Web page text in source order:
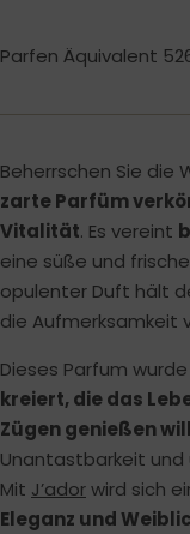
Parfen Äquivalent
Beherrschen Sie die
zarte Parfüm
Vitalität. Es vereint
eine süße und
opulenter Duft hält
die Aufmerksamkeit
Dieses Parfum
kreiert, die das
Zügen genießen will
Unantastbarkeit
Mit J’adorwird sich
Eleganz und